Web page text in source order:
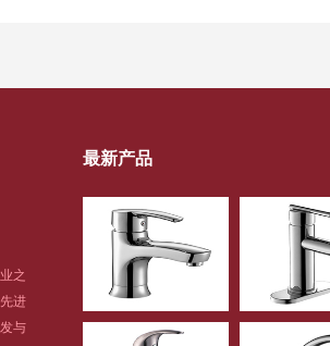
之
进
与
最新产品